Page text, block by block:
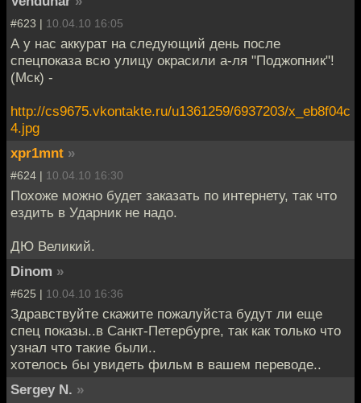
#623 | 10.04.10 16:05
А у нас аккурат на следующий день после
спецпоказа всю улицу окрасили а-ля "Поджопник"!
(Мск) -
http://cs9675.vkontakte.ru/u1361259/6937203/x_eb8f04c
4.jpg
xpr1mnt »
#624 | 10.04.10 16:30
Похоже можно будет заказать по интернету, так что
ездить в Ударник не надо.
ДЮ Великий.
Dinom »
#625 | 10.04.10 16:36
Здравствуйте скажите пожалуйста будут ли еще
спец показы..в Санкт-Петербурге, так как только что
узнал что такие были..
хотелось бы увидеть фильм в вашем переводе..
Sergey N. »